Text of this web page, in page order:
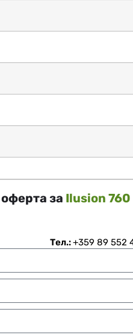
за Ilusion 760
Тел.:+359 89 552